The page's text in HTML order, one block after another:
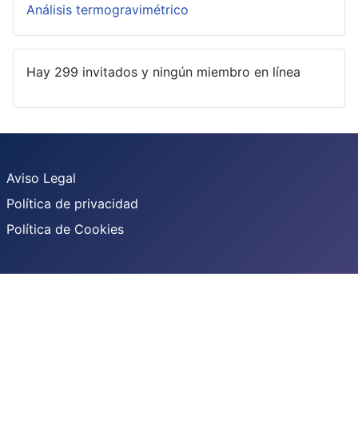
Análisis termogravimétrico
Hay 299 invitados y ningún miembro en línea
Aviso Legal
Política de privacidad
Política de Cookies